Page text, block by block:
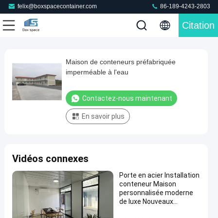
felix@boxspacecontainer.com 86-189-4243-2803
Citation
Video
Maison
de
conteneurs
préfabriquée
imperméable
préfabriquée
de conteneur
2024-
06-22
points
de vue
maintenant
Partager
maisons en
Maison de conteneurs préfabriquée
imperméable à l'eau
Contactez-nous maintenant
En savoir plus
Vidéos connexes
Porte en acier Installation
conteneur Maison
personnalisée moderne
de luxe Nouveaux